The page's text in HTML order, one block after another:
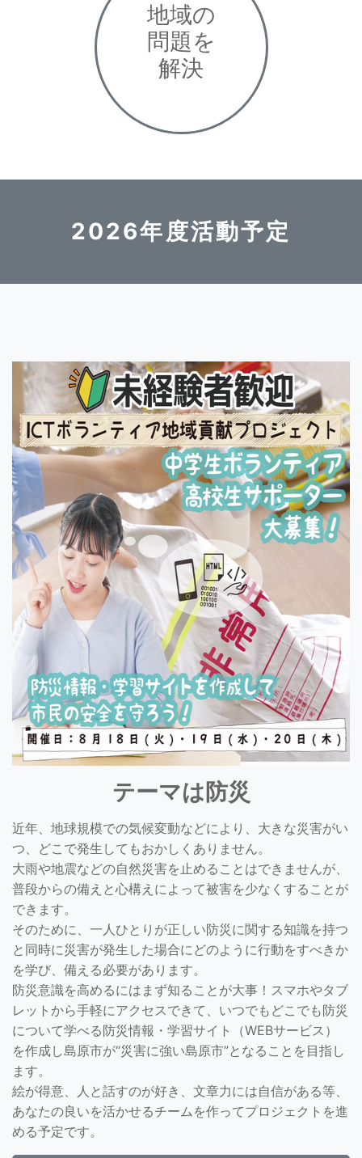
地域の
問題を
解決
2026年度活動予定
テーマは防災
近年、地球規模での気候変動などにより、大きな災害がい
つ、どこで発生してもおかしくありません。
大雨や地震などの自然災害を止めることはできませんが、
普段からの備えと心構えによって被害を少なくすることが
できます。
そのために、一人ひとりが正しい防災に関する知識を持つ
と同時に災害が発生した場合にどのように行動をすべきか
を学び、備える必要があります。
防災意識を高めるにはまず知ることが大事！スマホやタブ
レットから手軽にアクセスできて、いつでもどこでも防災
について学べる防災情報・学習サイト（WEBサービス）
を作成し島原市が“災害に強い島原市”となることを目指し
ます。
絵が得意、人と話すのが好き、文章力には自信がある等、
あなたの良いを活かせるチームを作ってプロジェクトを進
める予定です。